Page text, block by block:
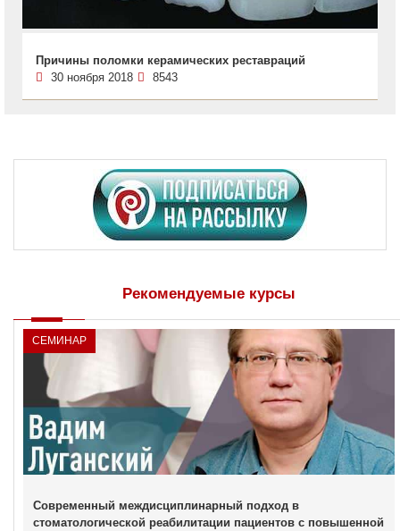
Причины поломки керамических реставраций
30 ноября 2018
8543
Рекомендуемые курсы
СЕМИНАР
Современный междисциплинарный подход в
стоматологической реабилитации пациентов с повышенной